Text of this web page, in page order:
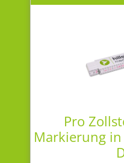
Pro
Markierung in